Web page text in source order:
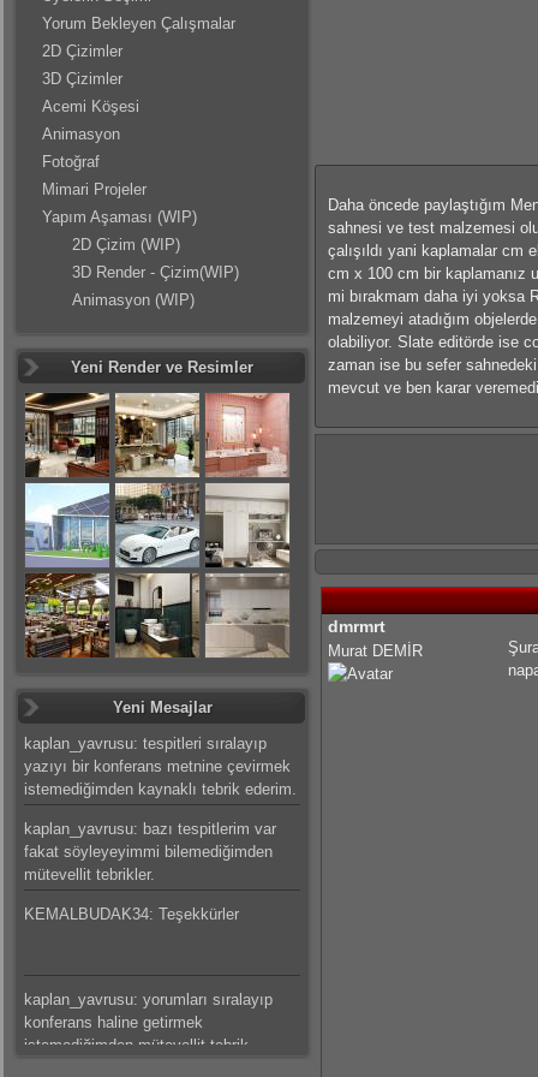
Daha öncede paylaştığım
sahnesi ve test malzemesi
çalışıldı yani kaplamalar cm
cm x 100 cm bir kaplamanız
mi bırakmam daha iyi yoksa
malzemeyi atadığım
olabiliyor. Slate editörde ise
zaman ise bu sefer
mevcut ve ben karar
dmrmrt
Murat DEMİR
Yorum Bekleyen Çalışmalar
2D Çizimler
3D Çizimler
Acemi Köşesi
Animasyon
Fotoğraf
Mimari Projeler
Yapım Aşaması (WIP)
2D Çizim (WIP)
3D Render - Çizim(WIP)
Animasyon (WIP)
Yeni Render ve Resimler
Yeni Mesajlar
kaplan_yavrusu: tespitleri sıralayıp
yazıyı bir konferans metnine çevirmek
istemediğimden kaynaklı tebrik ederim.
kaplan_yavrusu: bazı tespitlerim var
fakat söyleyeyimmi bilemediğimden
mütevellit tebrikler.
KEMALBUDAK34: Teşekkürler
kaplan_yavrusu: yorumları sıralayıp
konferans haline getirmek
istemediğimden mütevellit tebrik